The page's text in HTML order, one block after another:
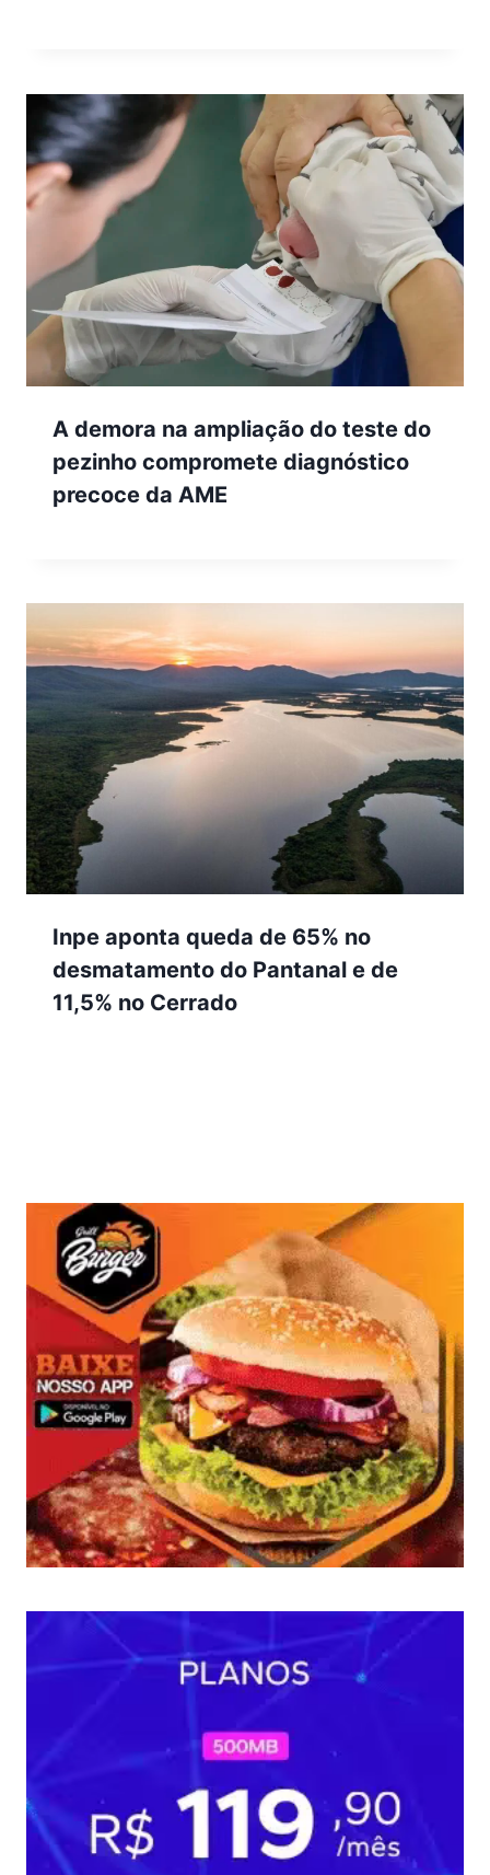
A demora na ampliação do teste do
pezinho compromete diagnóstico
precoce da AME
Inpe aponta queda de 65% no
desmatamento do Pantanal e de
11,5% no Cerrado